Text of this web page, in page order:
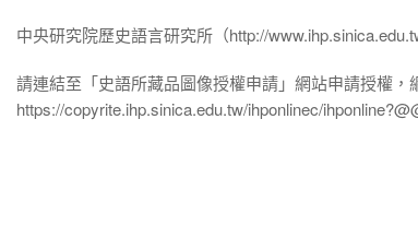
中央研究院歷史語言研究所（http://
請連結至「史語所藏品圖像授權申請」網站申請授權，
https://copyrite.ihp.sinica.edu.tw/ihponlinec/